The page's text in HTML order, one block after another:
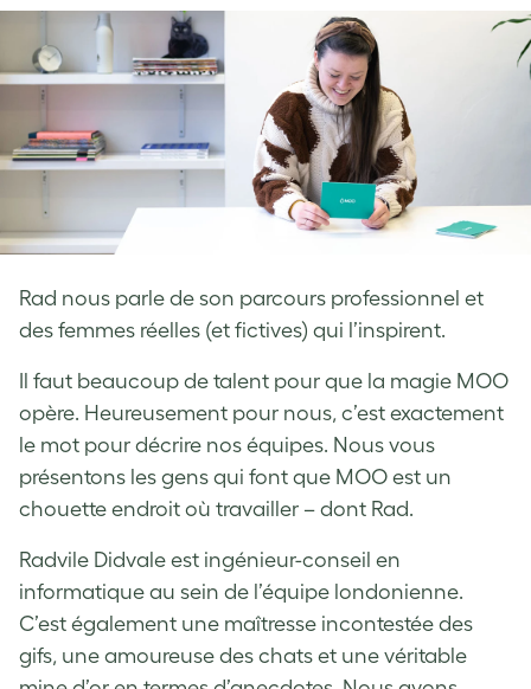
Rad nous parle de son parcours professionnel et
des femmes réelles (et fictives) qui l’inspirent.
FacebookLinkedIn
Il faut beaucoup de talent pour que la magie MOO
opère. Heureusement pour nous, c’est exactement
le mot pour décrire nos équipes. Nous vous
présentons les gens qui font que MOO est un
chouette endroit où travailler – dont Rad.
Radvile Didvale est ingénieur-conseil en
informatique au sein de l’équipe londonienne.
C’est également une maîtresse incontestée des
gifs, une amoureuse des chats et une véritable